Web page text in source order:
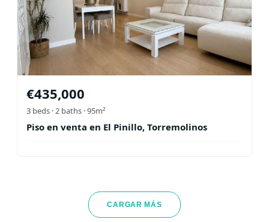
€435,000
3 beds ·2 baths · 95m²
Piso en venta en El Pinillo, Torremolinos
CARGAR MÁS